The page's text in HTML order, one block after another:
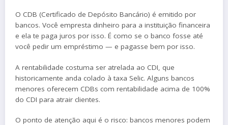
O CDB (Certificado de Depósito Bancário) é emitido por
bancos. Você empresta dinheiro para a instituição financeira
e ela te paga juros por isso. É como se o banco fosse até
você pedir um empréstimo — e pagasse bem por isso.
A rentabilidade costuma ser atrelada ao CDI, que
historicamente anda colado à taxa Selic. Alguns bancos
menores oferecem CDBs com rentabilidade acima de 100%
do CDI para atrair clientes.
O ponto de atenção aqui é o risco: bancos menores podem